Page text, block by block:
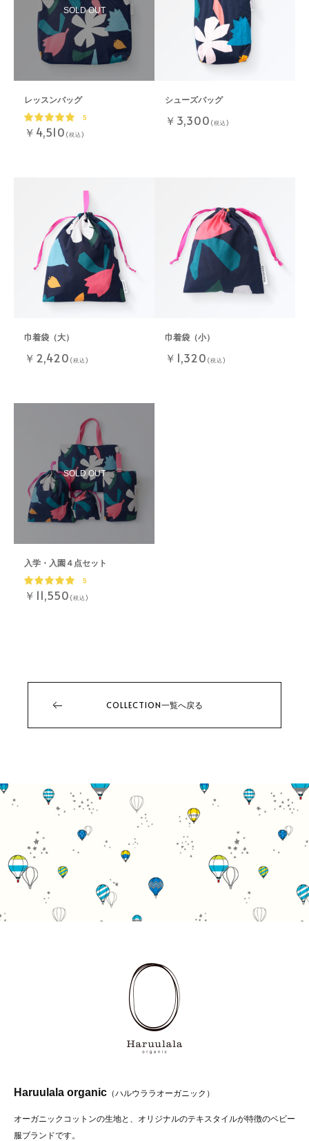
レッスンバッグ
5
￥4,510 (税込)
シューズバッグ
￥3,300 (税込)
巾着袋（大）
￥2,420 (税込)
巾着袋（小）
￥1,320 (税込)
入学・入園４点セット
5
￥11,550 (税込)
COLLECTION一覧へ戻る
Haruulala organic （ハルウララオーガニック）
オーガニックコットンの生地と、オリジナルのテキスタイルが特徴のベビー
服ブランドです。